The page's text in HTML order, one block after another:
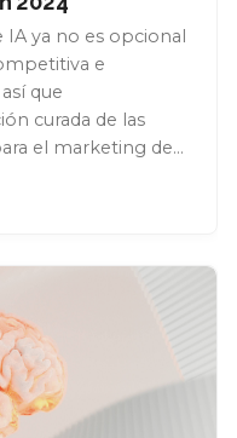
ya no es opcional
e
que
curada de las
el marketing de